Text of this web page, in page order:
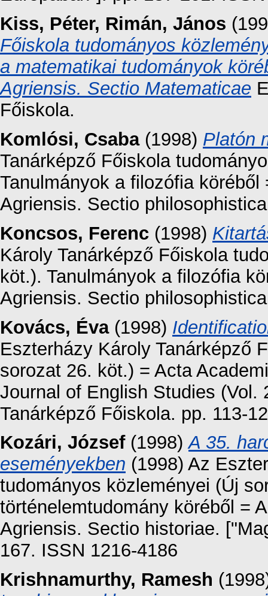
Kiss, Péter, Rimán, János
Főiskola tudományos
a matematikai tudományok
Agriensis. Sectio Matematicae
Főiskola.
Komlósi, Csaba(1998) Platón
Tanárképző Főiskola
Tanulmányok a filozófia
Agriensis. Sectio
Koncsos, Ferenc (1998)
Károly Tanárképző Főiskola
köt.). Tanulmányok a filozófia
Agriensis. Sectio
Kovács, Éva(1998)
Eszterházy Károly Tanárképző
sorozat 26. köt.) = Acta
Journal of English Studies (Vol.
Tanárképző Főiskola. pp. 113-
Kozári, József(1998)A 35.
eseményekben (1998) Az
tudományos közleményei (Új
történelemtudomány köréből =
Agriensis. Sectio historiae.
167. ISSN 1216-4186
Krishnamurthy, Ramesh